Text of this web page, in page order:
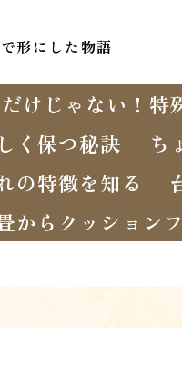
形にした物語
けじゃない！特
く保つ秘訣
ち
の特徴を知る
からクッション